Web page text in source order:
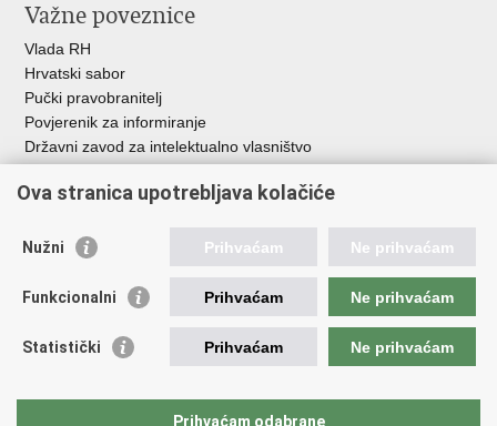
Važne poveznice
Vlada RH
Hrvatski sabor
Pučki pravobranitelj
Povjerenik za informiranje
Državni zavod za intelektualno vlasništvo
HAKOM
Ostale poveznice
Hrvatski audiovizualni centar
Creative Europe
EU National Institutes for Culture
Ova stranica upotrebljava kolačiće
Nužni Prihvaćam Ne prihvaćam
Funkcionalni Prihvaćam Ne prihvaćam
Statistički Prihvaćam Ne prihvaćam
Prihvaćam odabrane